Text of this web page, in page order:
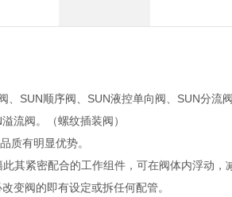
SUN顺序阀、SUN液控单向阀、SUN分流
流阀。（螺纹插装阀）
质有明显优势。
其紧密配合的工作组件，可在阀体内浮动，
变阀的即有设定或拆任何配管。